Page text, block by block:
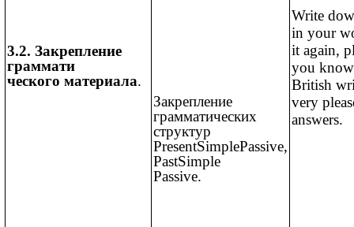
3.2. Закрепление
граммати
ческого материала.
Закрепление
грамматических
структур
PresentSimplePassive,
PastSimple
Passive.
Write
in your
it again,
you
British
very
answers.